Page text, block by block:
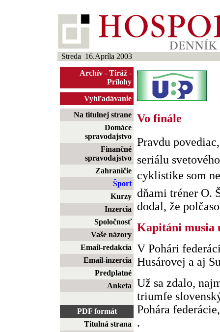
Streda 16.Apríla 2003
Archív - Tiráž -
Prílohy
Vyhľadávanie
Na titulnej strane
Domáce
spravodajstvo
Finančné
spravodajstvo
Zahraničie
Šport
Kurzy
Inzercia
Spoločnosť
Vaše názory
Email-redakcia
Email-inzercia
Predplatné
Anketa
PDF formát
Titulná strana
Vo finále
Pravdu
seriálu
cyklistike som
dňami tréner O.
dodal, že
Kapitáni musia
V Pohári
Husárovej a aj
Už sa zdalo,
triumfe
Pohára
.